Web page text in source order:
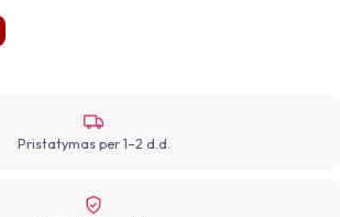
Pristatymas per 1–2 d.d.